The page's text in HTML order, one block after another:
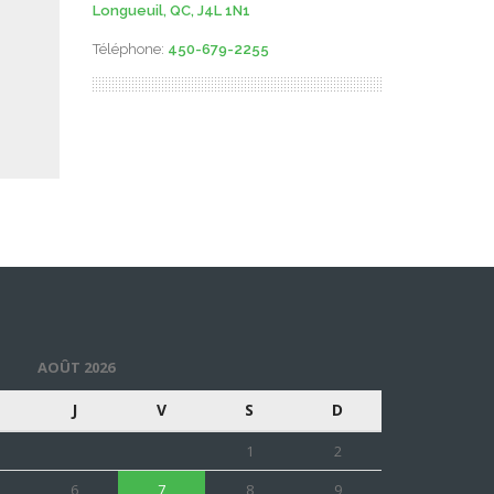
Longueuil, QC, J4L 1N1
Téléphone: 450-679-2255
AOÛT 2026
J V S D
1
2
6 7 8
9